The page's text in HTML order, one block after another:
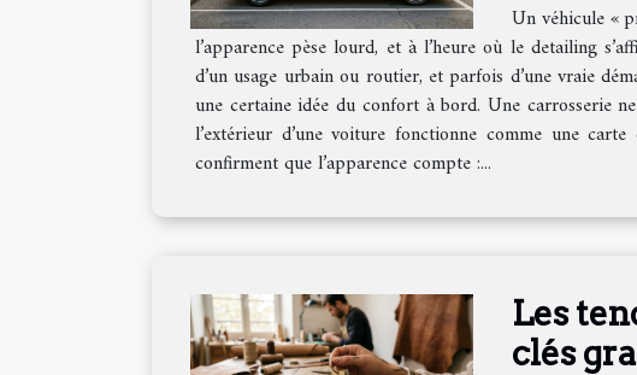
Un véhicule «
l’apparence pèse lourd, et à l’heure où le detailing
d’un usage urbain ou routier, et parfois d’une vraie
une certaine idée du confort à bord. Une carrosserie
l’extérieur d’une voiture fonctionne comme une
confirment que l’apparence compte :...
Les
clés